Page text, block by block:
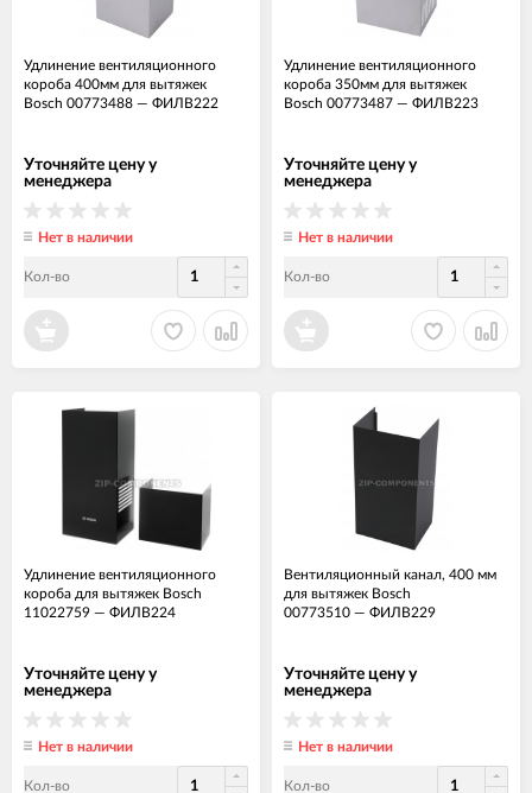
Удлинение вентиляционного
короба 400мм для вытяжек
Bosch 00773488 — ФИЛВ222
Уточняйте цену у
менеджера
Нет в наличии
Кол-во
Удлинение вентиляционного
короба 350мм для вытяжек
Bosch 00773487 — ФИЛВ223
Уточняйте цену у
менеджера
Нет в наличии
Кол-во
Удлинение вентиляционного
короба для вытяжек Bosch
11022759 — ФИЛВ224
Уточняйте цену у
менеджера
Нет в наличии
Кол-во
Вентиляционный канал, 400 мм
для вытяжек Bosch
00773510 — ФИЛВ229
Уточняйте цену у
менеджера
Нет в наличии
Кол-во